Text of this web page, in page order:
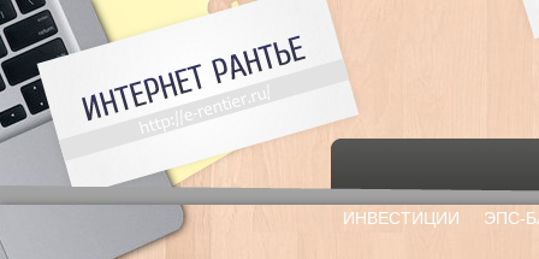
ИНВЕСТИЦИИ ЭПС-